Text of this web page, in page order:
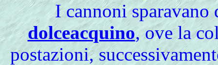
I cannoni
dolceacquino, ove la
postazioni,